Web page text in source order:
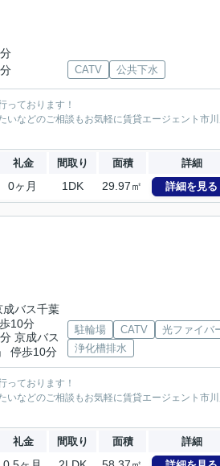
CATV 公共下水
っております！
などのご相談もお気軽に賃貸エージェント市
礼金 間取り 面積 詳細
0ヶ月 1DK 29.97㎡ 詳細を見る
成バス千葉
10分
京成バス
停歩10分
駐輪場 CATV 光ファイバ
浄化槽排水
っております！
などのご相談もお気軽に賃貸エージェント市
礼金 間取り 面積 詳細